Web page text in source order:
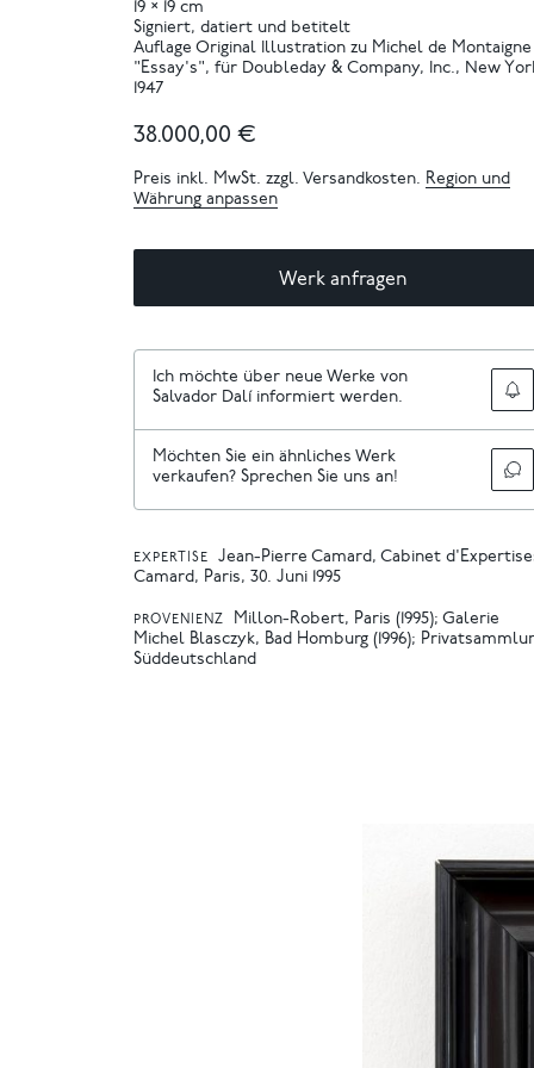
19 × 19 cm
Signiert, datiert und betitelt
Auflage Original Illustration zu Michel de Montaigne
"Essay's", für Doubleday & Company, Inc., New
1947
38.000,00 €
Preis inkl. MwSt. zzgl. Versandkosten. Region und
Währung anpassen
Werk anfragen
Ich möchte über neue Werke von
Salvador Dalí informiert werden.
Möchten Sie ein ähnliches Werk
verkaufen? Sprechen Sie uns an!
EXPERTISE
Jean-Pierre Camard, Cabinet
Camard, Paris, 30. Juni 1995
PROVENIENZ
Millon-Robert, Paris (1995); Galerie
Michel Blasczyk, Bad Homburg (1996);
Süddeutschland